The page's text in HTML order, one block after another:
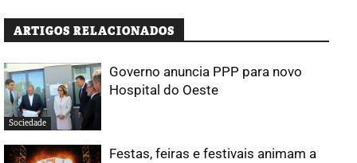
ARTIGOS RELACIONADOS
Sociedade
Governo anuncia PPP para novo
Hospital do Oeste
Festas, feiras e festivais animam a